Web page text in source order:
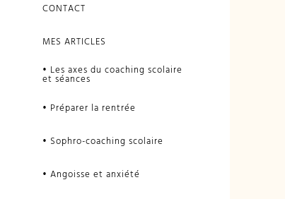
CONTACT
MES ARTICLES
• Les axes du coaching scolaire
et séances
• Préparer la rentrée
• Sophro-coaching scolaire
• Angoisse et anxiété